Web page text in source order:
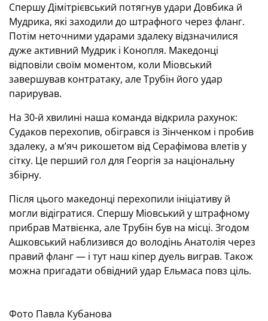
Спершу Дімітрієвський потягнув удари Довбика й
Мудрика, які заходили до штрафного через фланг.
Потім неточними ударами здалеку відзначилися
дуже активний Мудрик і Конопля. Македонці
відповіли своїм моментом, коли Міовський
завершував контратаку, але Трубін його удар
парирував.
На 30-й хвилині наша команда відкрила рахунок:
Судаков перехопив, обігрався із Зінченком і пробив
здалеку, а м’яч рикошетом від Серафімова влетів у
сітку. Це перший гол для Георгія за національну
збірну.
Після цього македонці перехопили ініціативу й
могли відігратися. Спершу Міовський у штрафному
прибрав Матвієнка, але Трубін був на місці. Згодом
Ашковський наблизився до володінь Анатолія через
правий фланг — і тут наш кіпер дуель виграв. Також
можна пригадати обвідний удар Ельмаса повз ціль.
Фото Павла Кубанова